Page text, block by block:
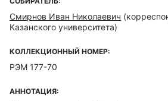
Смирнов Иван Николаевич
Казанского университета)
КОЛЛЕКЦИОННЫЙ НОМЕР:
РЭМ 177-70
АННОТАЦИЯ: